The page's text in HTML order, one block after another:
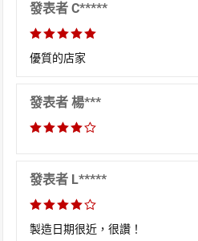
發表者 C*****
優質的店家
發表者 楊***
發表者 L*****
製造日期很近，很讚！